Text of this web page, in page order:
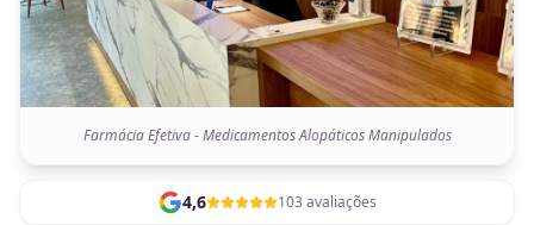
Farmácia Efetiva - Medicamentos Alopáticos Manipulados
4,6 103 avaliações